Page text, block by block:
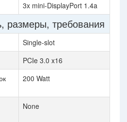
3x mini-DisplayPort 1.4a
размеры, требования
Single-slot
PCIe 3.0 x16
200 Watt
None